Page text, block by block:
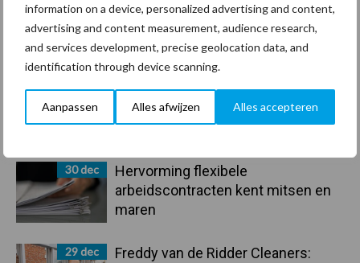
information on a device, personalized advertising and content,
advertising and content measurement, audience research,
and services development, precise geolocation data, and
identification through device scanning.
Aanpassen Alles afwijzen Alles accepteren
Primaire
Recent nieuws Partner nieuws
30 dec
Hervorming flexibele
arbeidscontracten kent mitsen en
maren
29 dec
Freddy van de Ridder Cleaners:
Toon meer